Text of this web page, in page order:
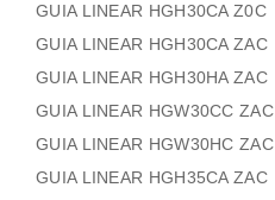
GUIA LINEAR HGH30CA Z0C
GUIA LINEAR HGH30CA ZAC
GUIA LINEAR HGH30HA ZAC
GUIA LINEAR HGW30CC ZAC
GUIA LINEAR HGW30HC ZAC
GUIA LINEAR HGH35CA ZAC